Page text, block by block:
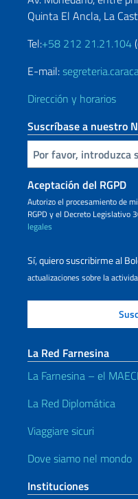
Quinta El Ancla, La
Tel:+58 212 21.21.104
E-mail:
Dirección y horarios
Suscríbase a nuestro
Inserta tu correo electronico
Aceptación del RGPD
Autorizo ​​el procesamiento de
RGPD y el Decreto Legislativo
legales
Sí, quiero suscribirme al
actualizaciones sobre la
La Red Farnesina
La Farnesina – el MAECI
La Red Diplomática
Viaggiare sicuri
Dove siamo nel mondo
Instituciones